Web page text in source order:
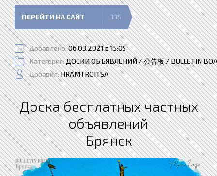
ПЕРЕЙТИ НА САЙТ 335
Добавлено:06.03.2021 в 15:05
Категория:ДОСКИ ОБЪЯВЛЕНИЙ / 公告板 / BULLETIN
Добавил:HRAMTROITSA
Доска бесплатных частных
объявлений
Брянск